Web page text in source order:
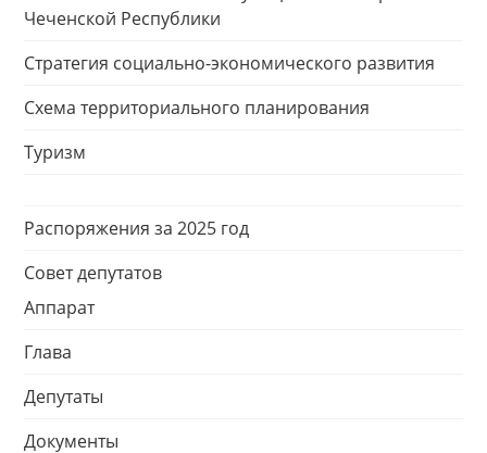
Чеченской Республики
Стратегия социально-экономического развития
Схема территориального планирования
Туризм
Распоряжения за 2025 год
Совет депутатов
Аппарат
Глава
Депутаты
Документы